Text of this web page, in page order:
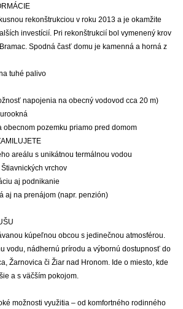
rekonštrukciou v roku 2013 a je okamžite
investícií. Pri rekonštrukcií bol vymenený krov
Spodná časť domu je kamenná a horná z
tuhé palivo
napojenia na obecný vodovod cca 20 m)
obecnom pozemku priamo pred domom
areálu s unikátnou termálnou vodou
vrchov
aj podnikanie
aj na prenájom (napr. penzión)
kúpeľnou obcou s jedinečnou atmosférou.
vodu, nádhernú prírodu a výbornú dostupnosť do
Žarnovica či Žiar nad Hronom. Ide o miesto, kde
a s väčším pokojom.
možnosti využitia – od komfortného rodinného